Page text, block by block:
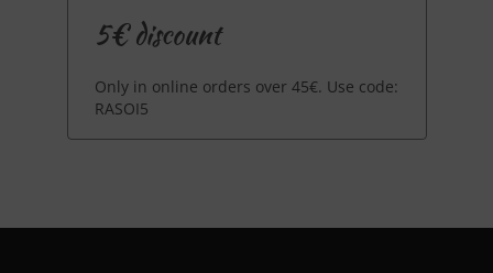
5€ discount
Only in online orders over 45€. Use code:
RASOI5